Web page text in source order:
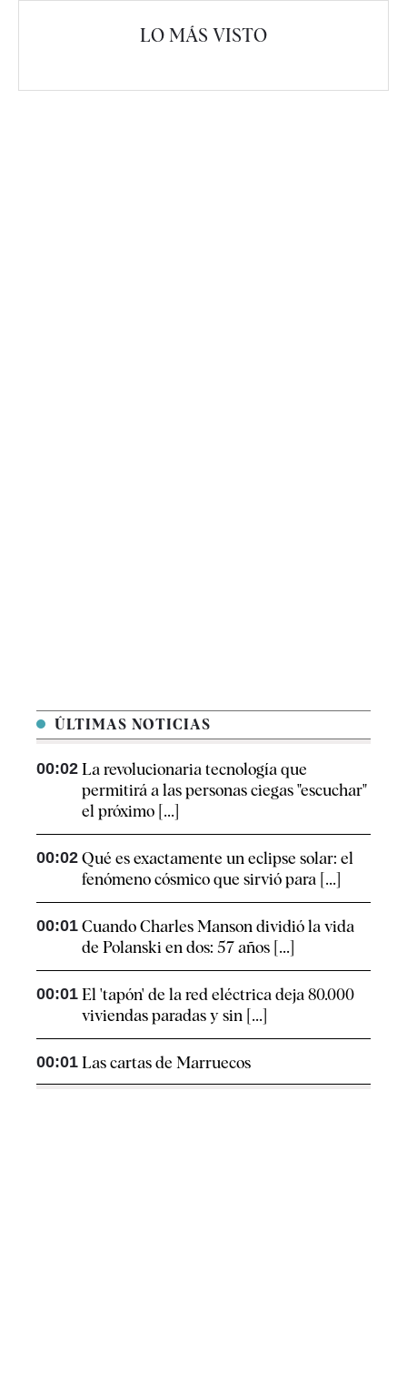
LO MÁS VISTO
ÚLTIMAS NOTICIAS
00:02 La revolucionaria tecnología que
permitirá a las personas ciegas "escuchar"
el próximo [...]
00:02 Qué es exactamente un eclipse solar: el
fenómeno cósmico que sirvió para [...]
00:01 Cuando Charles Manson dividió la vida
de Polanski en dos: 57 años [...]
00:01 El 'tapón' de la red eléctrica deja 80.000
viviendas paradas y sin [...]
00:01 Las cartas de Marruecos